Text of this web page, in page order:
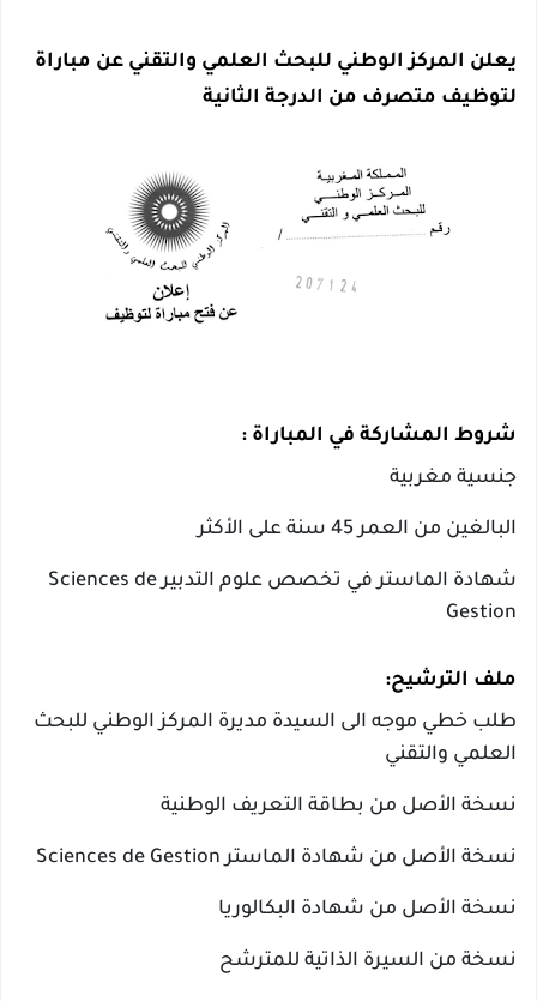
يعلن المركز الوطني للبحث العلمي والتقني عن مباراة
لتوظيف متصرف من الدرجة الثانية
شروط المشاركة في المباراة :
جنسية مغربية
البالغين من العمر 45 سنة على الأكثر
شهادة الماستر في تخصص علوم التدبير Sciences de
Gestion
ملف الترشيح:
طلب خطي موجه الى السيدة مديرة المركز الوطني للبحث
العلمي والتقني
نسخة الأصل من بطاقة التعريف الوطنية
نسخة الأصل من شهادة الماستر Sciences de Gestion
نسخة الأصل من شهادة البكالوريا
نسخة من السيرة الذاتية للمترشح